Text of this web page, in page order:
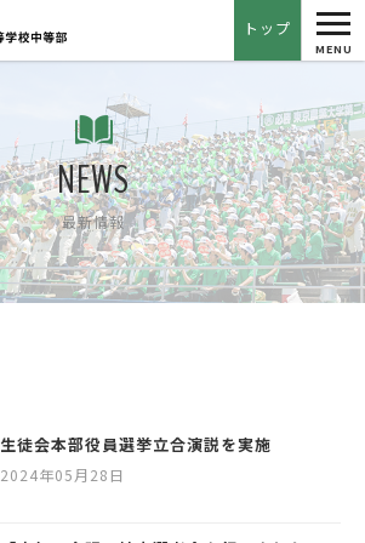
トップ
MENU
NEWS
最新情報
生徒会本部役員選挙立合演説を実施
2024年05月28日